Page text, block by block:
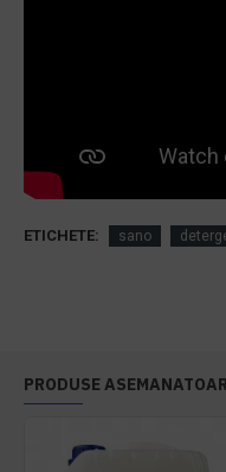
ETICHETE: sano
PRODUSE